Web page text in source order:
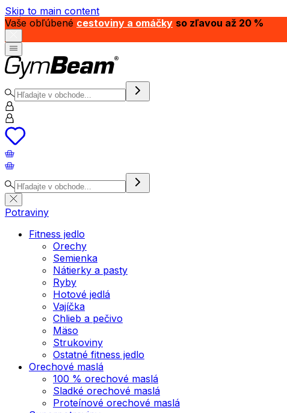
Skip to main content
Vaše obľúbené cestoviny a omáčky so zľavou až 20 %
Potraviny
Fitness jedlo
Orechy
Semienka
Nátierky a pasty
Ryby
Hotové jedlá
Vajíčka
Chlieb a pečivo
Mäso
Strukoviny
Ostatné fitness jedlo
Orechové maslá
100 % orechové maslá
Sladké orechové maslá
Proteínové orechové maslá